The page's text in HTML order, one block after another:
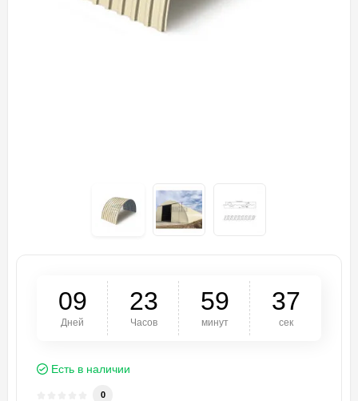
09
Дней
23
Часов
59
минут
37
сек
Есть в наличии
0